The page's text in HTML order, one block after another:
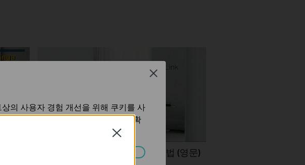
TP-Link 범위 익스텐더 설정 방법 (영문)
Close
의 사용자 경험 개선을 위해 쿠키를 사
세한 내용은개인정보 처리방침에서 확
Close